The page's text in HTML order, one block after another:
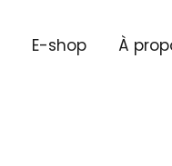
E-shop À